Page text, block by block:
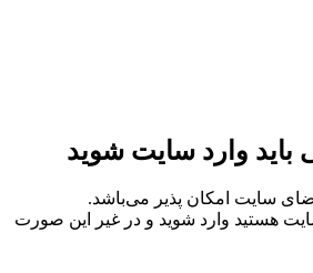
باید وارد سایت شوید
سایت امکان پذیر می‌باشد.
هستید وارد شوید و در غیر این صورت